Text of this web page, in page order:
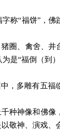
称“福饼”，佛
圈、禽舍、井
是“福倒（到
，多雕有五福
种神像和佛像
敬神、演戏、